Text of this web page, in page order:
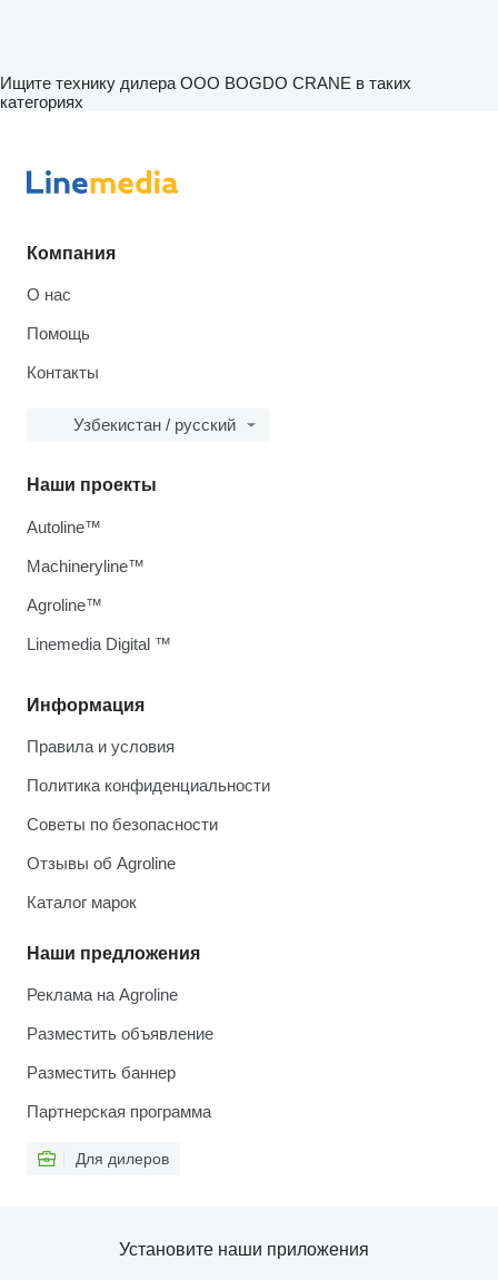
Ищите технику дилера ООО BOGDO CRANE в таких
категориях
Компания
О нас
Помощь
Контакты
Узбекистан / русский
Информация
Правила и условия
Политика конфиденциальности
Советы по безопасности
Отзывы об Agroline
Каталог марок
Наши предложения
Реклама на Agroline
Разместить объявление
Разместить баннер
Партнерская программа
Для дилеров
Наши проекты
Autoline™
Machineryline™
Agroline™
Linemedia Digital ™
Установите наши приложения